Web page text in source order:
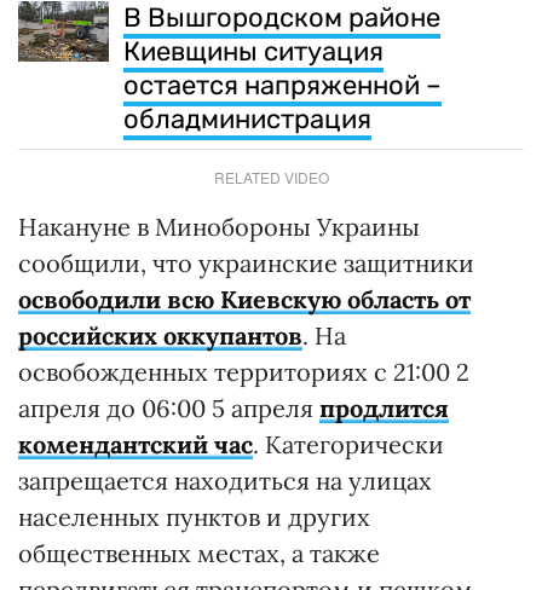
В Вышгородском районе
Киевщины ситуация
остается напряженной –
обладминистрация
RELATED VIDEO
Накануне в Минобороны Украины
сообщили, что украинские защитники
освободили всю Киевскую область от
российских оккупантов. На
освобожденных территориях с 21:00 2
апреля до 06:00 5 апреля продлится
комендантский час. Категорически
запрещается находиться на улицах
населенных пунктов и других
общественных местах, а также